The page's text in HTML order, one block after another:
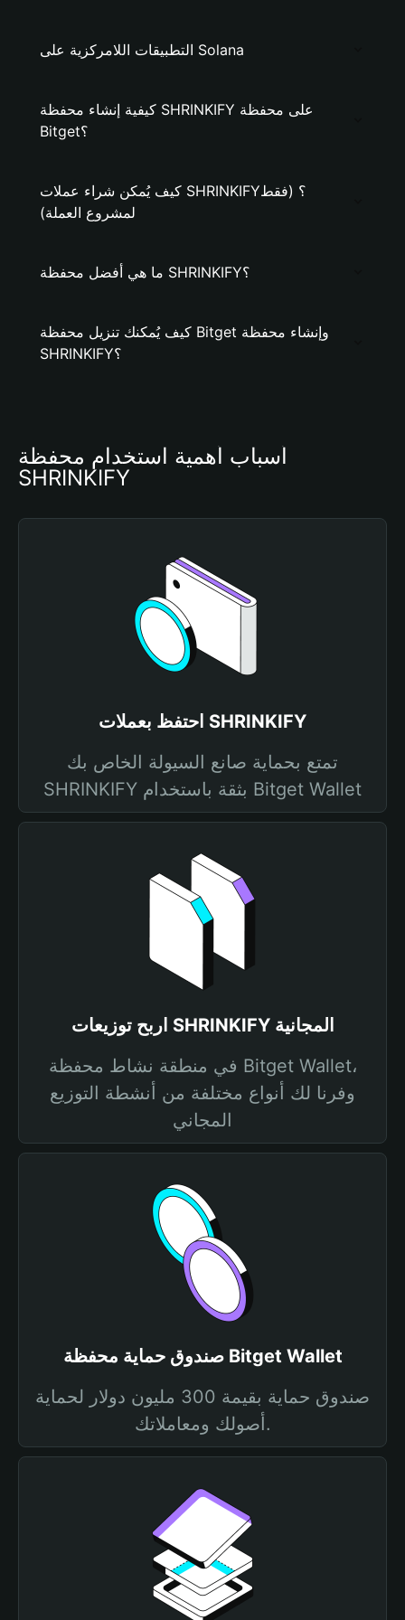
التطبيقات اللامركزية على Solana
كيفية إنشاء محفظة SHRINKIFY على محفظة
Bitget؟
كيف يُمكن شراء عملات SHRINKIFY؟ (فقط
لمشروع العملة)
ما هي أفضل محفظة SHRINKIFY؟
كيف يُمكنك تنزيل محفظة Bitget وإنشاء محفظة
SHRINKIFY؟
أسباب أهمية استخدام محفظة
SHRINKIFY
احتفظ بعملات SHRINKIFY
تمتع بحماية صانع السيولة الخاص بك
SHRINKIFY بثقة باستخدام Bitget Wallet
اربح توزيعات SHRINKIFY المجانية
في منطقة نشاط محفظة Bitget Wallet،
وفرنا لك أنواع مختلفة من أنشطة التوزيع
المجاني
صندوق حماية محفظة Bitget Wallet
صندوق حماية بقيمة 300 مليون دولار لحماية
أصولك ومعاملاتك.